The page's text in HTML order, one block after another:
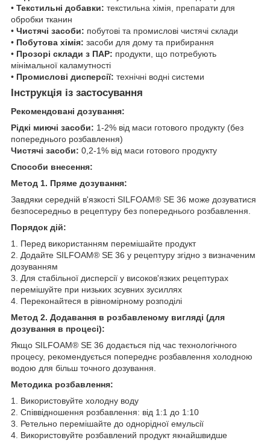
• Текстильні добавки: текстильна хімія, препарати для
обробки тканин
• Чистячі засоби: побутові та промислові чистячі склади
• Побутова хімія: засоби для дому та прибирання
• Прозорі склади з ПАР: продукти, що потребують
мінімальної каламутності
• Промислові дисперсії: технічні водні системи
Інструкція із застосування
Рекомендовані дозування:
Рідкі миючі засоби: 1-2% від маси готового продукту (без
попереднього розбавлення)
Чистячі засоби: 0,2-1% від маси готового продукту
Способи внесення:
Метод 1. Пряме дозування:
Завдяки середній в'язкості SILFOAM® SE 36 може дозуватися
безпосередньо в рецептуру без попереднього розбавлення.
Порядок дій:
1. Перед використанням перемішайте продукт
2. Додайте SILFOAM® SE 36 у рецептуру згідно з визначеним
дозуванням
3. Для стабільної дисперсії у високов'язких рецептурах
перемішуйте при низьких зсувних зусиллях
4. Переконайтеся в рівномірному розподілі
Метод 2. Додавання в розбавленому вигляді (для
дозування в процесі):
Якщо SILFOAM® SE 36 додається під час технологічного
процесу, рекомендується попереднє розбавлення холодною
водою для більш точного дозування.
Методика розбавлення:
1. Використовуйте холодну воду
2. Співвідношення розбавлення: від 1:1 до 1:10
3. Ретельно перемішайте до однорідної емульсії
4. Використовуйте розбавлений продукт якнайшвидше